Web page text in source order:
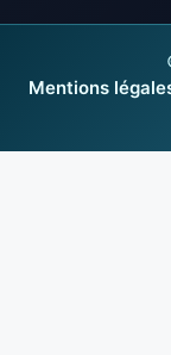
Mentions